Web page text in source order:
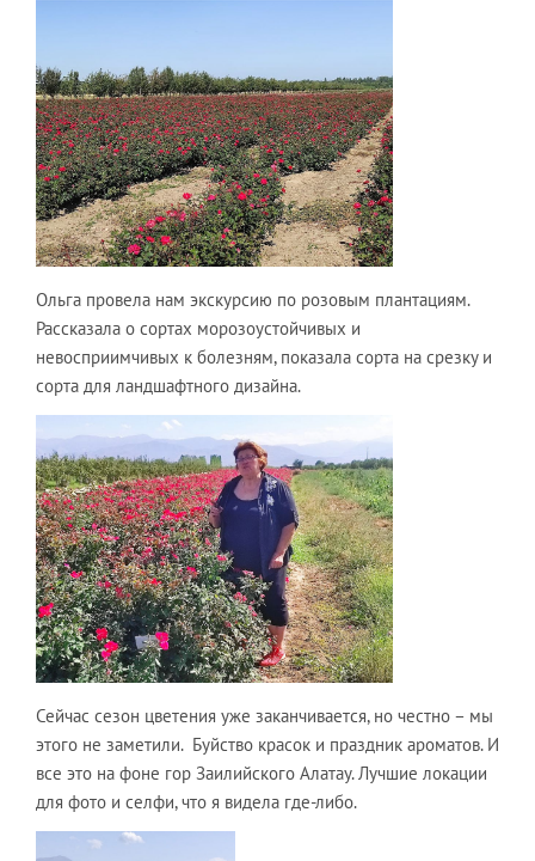
Ольга провела нам экскурсию по розовым плантациям.
Рассказала о сортах морозоустойчивых и
невосприимчивых к болезням, показала сорта на срезку и
сорта для ландшафтного дизайна.
Сейчас сезон цветения уже заканчивается, но честно – мы
этого не заметили. Буйство красок и праздник ароматов. И
все это на фоне гор Заилийского Алатау. Лучшие локации
для фото и селфи, что я видела где-либо.